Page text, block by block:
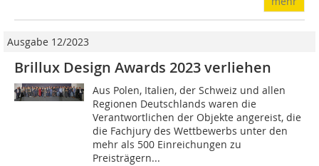
Ausgabe 12/2023
Brillux Design Awards 2023 verliehen
Aus Polen, Italien, der Schweiz und allen
Regionen Deutschlands waren die
Verantwortlichen der Objekte angereist, die
die Fachjury des Wettbewerbs unter den
mehr als 500 Einreichungen zu
Preisträgern...